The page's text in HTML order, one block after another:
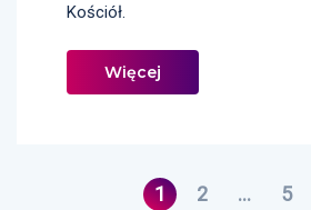
Kościół.
Więcej
1 2 … 5